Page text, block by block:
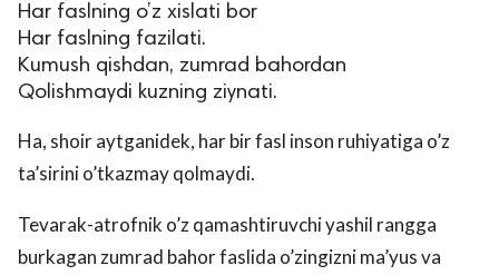
Har faslning o’z xislati bor
Har faslning fazilati.
Kumush qishdan, zumrad bahordan
Qolishmaydi kuzning ziynati.
Ha, shoir aytganidek, har bir fasl inson ruhiyatiga o’z
ta’sirini o’tkazmay qolmaydi.
Tevarak-atrofnik o’z qamashtiruvchi yashil rangga
burkagan zumrad bahor faslida o’zingizni ma’yus va